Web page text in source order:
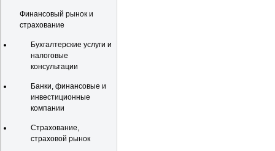
Финансовый рынок и
страхование
Бухгалтерские услуги и
налоговые
консультации
Банки, финансовые и
инвестиционные
компании
Страхование,
страховой рынок